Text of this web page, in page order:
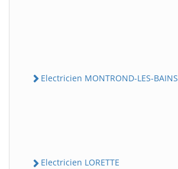
Electricien MONTROND-LES-BAINS
Electricien LORETTE